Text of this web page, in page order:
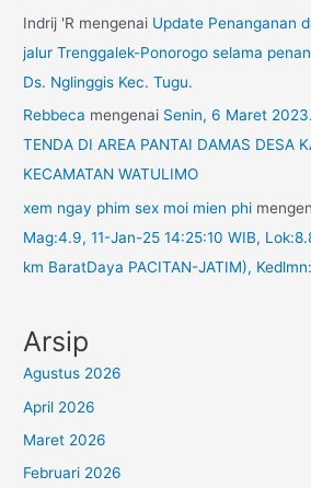
Indrij 'R mengenai Update Penanganan
jalur Trenggalek-Ponorogo selama
Ds. Nglinggis Kec. Tugu.
Rebbeca mengenai Senin, 6 Maret 2023.
TENDA DI AREA PANTAI DAMAS DESA
KECAMATAN WATULIMO
xem ngay phim sex moi mien phi
Mag:4.9, 11-Jan-25 14:25:10 WIB,
km BaratDaya PACITAN-JATIM),
Arsip
Agustus 2026
April 2026
Maret 2026
Februari 2026